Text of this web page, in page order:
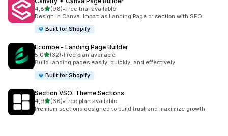
4,8de 5 estrelas
(98)
98 total de avaliações
•Free trial available
Design in Canva. Import as Landing Page or section with SEO.
Built for Shopify
Ecombe ‑ Landing Page Builder
5,0de 5 estrelas
(32)
32 total de avaliações
•Free plan available
Build landing pages easily, quickly, and effectively
Built for Shopify
Section VSO: Theme Sections
4,9de 5 estrelas
(66)
66 total de avaliações
•Free plan available
Premium sections designed to build trust and maximize growth